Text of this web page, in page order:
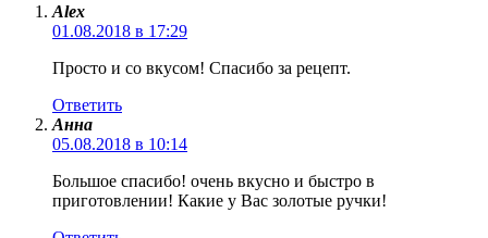
Alex
01.08.2018 в 17:29
Просто и со вкусом! Спасибо за рецепт.
Ответить
Анна
05.08.2018 в 10:14
Большое спасибо! очень вкусно и быстро в
приготовлении! Какие у Вас золотые ручки!